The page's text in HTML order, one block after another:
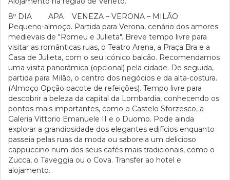
8º DIA APA VENEZA – VERONA – MILÃO
Pequeno-almoço. Partida para Verona, cenário dos amores
medievais de "Romeu e Julieta". Breve tempo livre para
visitar as românticas ruas, o Teatro Arena, a Praça Bra e a
Casa de Julieta, com o seu icónico balcão. Recomendamos
uma visita panorâmica (opcional) pela cidade. De seguida,
partida para Milão, o centro dos negócios e da alta-costura.
(Almoço Opção pacote de refeições). Tempo livre para
descobrir a beleza da capital da Lombardia, conhecendo os
pontos mais importantes, como o Castelo Sforzesco, a
Galeria Vittorio Emanuele II e o Duomo. Pode ainda
explorar a grandiosidade dos elegantes edifícios enquanto
passeia pelas ruas da moda ou saboreia um delicioso
cappuccino num dos seus cafés mais tradicionais, como o
Zucca, o Taveggia ou o Cova. Transfer ao hotel e
alojamento.